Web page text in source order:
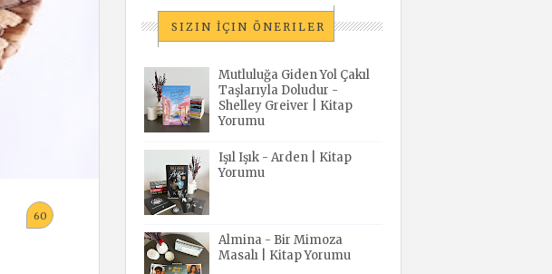
60
SIZIN İÇIN ÖNERILER
Mutluluğa Giden Yol Çakıl
Taşlarıyla Doludur -
Shelley Greiver | Kitap
Yorumu
Işıl Işık - Arden | Kitap
Yorumu
Almina - Bir Mimoza
Masalı | Kitap Yorumu